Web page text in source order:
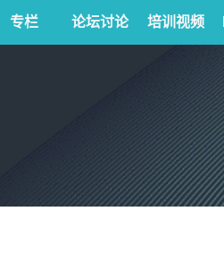
专栏 论坛讨论 培训视频